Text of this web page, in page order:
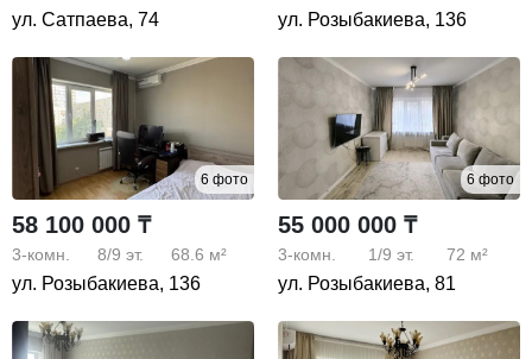
ул. Сатпаева, 74 ул. Розыбакиева, 136
6 фото
58 100 000 ₸
3-комн. 8/9 эт. 68.6 м²
ул. Розыбакиева, 136
6 фото
55 000 000 ₸
3-комн. 1/9 эт. 72 м²
ул. Розыбакиева, 81